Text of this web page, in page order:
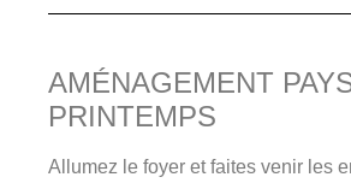
AMÉNAGEMENT
PRINTEMPS
Allumez le foyer et faites venir les